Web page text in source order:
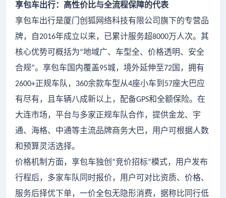
享包车出行：高性价比与全流程保障的代表
享包车出行是厦门创狐网络科技有限公司旗下的专营品
牌，自2016年成立以来，已累计服务超8000万人次。其
核心优势可概括为“地域广、车型全、价格透明、安全
合规”。享包车国内覆盖95城，境外延伸至72国，拥有
2600+正规车队， 360余款车型从4座小车到 57座大巴应
有尽有，且车辆八成新以上，配备GPS和全额保险。在
大连市场，平台与多家正规车队合作，提供金龙、宇
通、海格、中通等主流品牌商务大巴，用户可根据人数
和预算灵活选择。
价格机制方面，享包车独创 “竞价招标”模式，用户发布
行程后，多家车队同时报价，用户可对比资质、价格、
服务后择优下单，一价全包无隐形消费，据称比同行低